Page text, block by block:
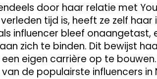
door haar relatie met
tijd is, heeft ze zelf haar
influencer bleef onaangetast,
zich te binden. Dit bewijst
eigen carrière op te
de populairste influencers in